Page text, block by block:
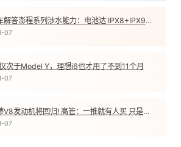
小米汽车解答澎程系列涉水能力：电池达 IPX8+IPX9K 双防水等级
07
次于Model Y，理想i6也才用了不到11个月
07
玛莎拉蒂V8发动机将回归! 高管：一推就有人买 只是销量不高
07